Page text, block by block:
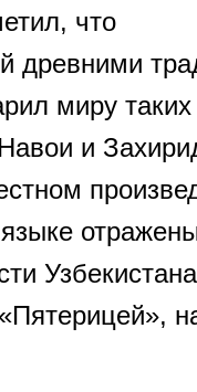
что
древними
миру
и